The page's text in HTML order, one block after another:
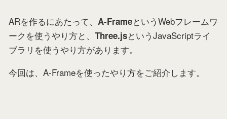
ARを作るにあたって、 A-FrameというWebフレームワ
ークを使うやり方と、 Three.jsというJavaScriptライ
ブラリを使うやり方があります。
今回は、A-Frameを使ったやり方をご紹介します。